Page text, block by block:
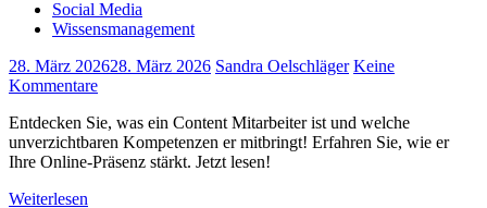
Social Media
Wissensmanagement
28. März 202628. März 2026 Sandra Oelschläger Keine
Kommentare
Entdecken Sie, was ein Content Mitarbeiter ist und welche
unverzichtbaren Kompetenzen er mitbringt! Erfahren Sie, wie er
Ihre Online-Präsenz stärkt. Jetzt lesen!
Weiterlesen